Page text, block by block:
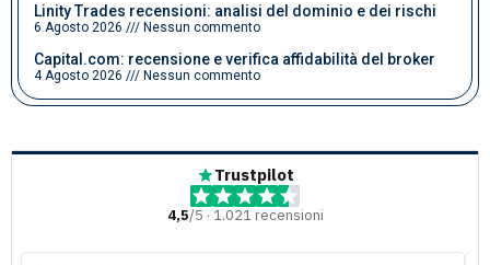
Linity Trades recensioni: analisi del dominio e dei rischi
6 Agosto 2026 Nessun commento
Capital.com: recensione e verifica affidabilità del broker
4 Agosto 2026 Nessun commento
Trustpilot
4,5/5 · 1.021 recensioni